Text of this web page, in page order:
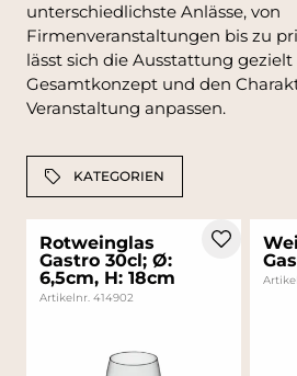
unterschiedlichste Anlässe, von
Firmenveranstaltungen bis zu
lässt sich die Ausstattung
Gesamtkonzept und den
Veranstaltung anpassen.
KATEGORIEN
Rotweinglas
Gastro 30cl; Ø:
6,5cm, H: 18cm
Artikelnr. 414902